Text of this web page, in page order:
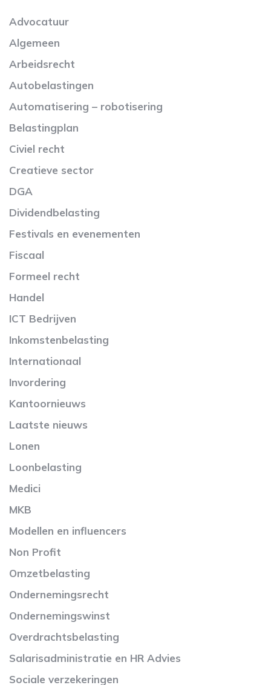
Advocatuur
Algemeen
Arbeidsrecht
Autobelastingen
Automatisering – robotisering
Belastingplan
Civiel recht
Creatieve sector
DGA
Dividendbelasting
Festivals en evenementen
Fiscaal
Formeel recht
Handel
ICT Bedrijven
Inkomstenbelasting
Internationaal
Invordering
Kantoornieuws
Laatste nieuws
Lonen
Loonbelasting
Medici
MKB
Modellen en influencers
Non Profit
Omzetbelasting
Ondernemingsrecht
Ondernemingswinst
Overdrachtsbelasting
Salarisadministratie en HR Advies
Sociale verzekeringen